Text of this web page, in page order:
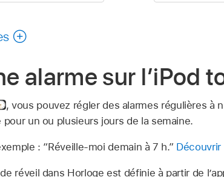
alarme sur l’iPod
,vous pouvez régler des alarmes régulières à
un ou plusieurs jours de la semaine.
: “Réveille-moi demain à 7 h.”
de réveil dans Horloge est définie à partir de